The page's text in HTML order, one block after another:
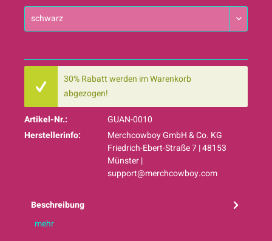
30% Rabatt werden im Warenkorb
abgezogen!
Artikel-Nr.:
GUAN-0010
Herstellerinfo:
Merchcowboy GmbH & Co. KG
Friedrich-Ebert-Straße 7 | 48153
Münster |
support@merchcowboy.com
Beschreibung
mehr